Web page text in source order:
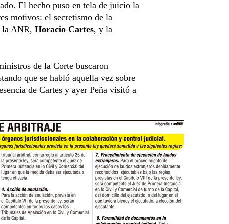
El hecho puso en tela de juicio la
motivos: el secretismo de la
la ANR, Horacio Cartes, y la
de la Corte buscaron
que se habló aquella vez sobre
de Cartes y ayer Peña visitó a